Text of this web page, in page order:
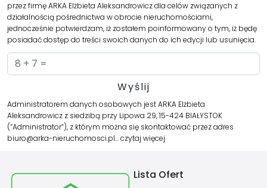
przez firmę ARKA Elżbieta Aleksandrowicz dla celów związanych z
działalnością pośrednictwa w obrocie nieruchomościami,
jednocześnie potwierdzam, iż zostałem poinformowany o tym, iż będę
posiadać dostęp do treści swoich danych do ich edycji lub usunięcia.
Administratorem danych osobowych jest ARKA Elżbieta
Aleksandrowicz z siedzibą przy Lipowa 29, 15-424 BIAŁYSTOK
(“Administrator”), z którym można się skontaktować przez adres
biuro@arka-nieruchomosci.pl…czytaj więcej
Lista Ofert